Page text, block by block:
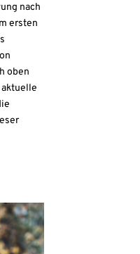
nach
ersten
oben